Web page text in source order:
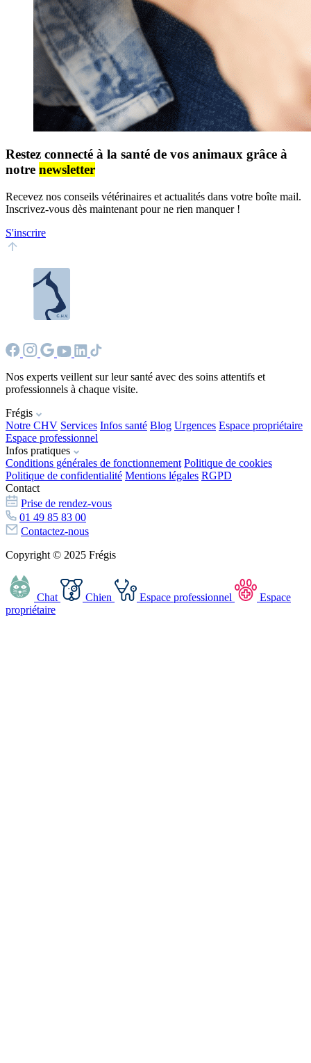
Restez connecté à la santé de vos animaux grâce à
notre newsletter
Recevez nos conseils vétérinaires et actualités dans votre boîte mail.
Inscrivez-vous dès maintenant pour ne rien manquer !
S'inscrire
Nos experts veillent sur leur santé avec des soins attentifs et
professionnels à chaque visite.
Frégis
Notre CHV Services Infos santé Blog Urgences Espace propriétaire
Espace professionnel
Infos pratiques
Conditions générales de fonctionnement Politique de cookies
Politique de confidentialité Mentions légales RGPD
Contact
Prise de rendez-vous
01 49 85 83 00
Contactez-nous
Copyright © 2025 Frégis
Chat Chien Espace professionnel
Espace
propriétaire